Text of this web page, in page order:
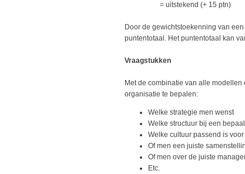
= uitstekend (+ 15 ptn)
Door de gewichtstoekenning van
puntentotaal. Het puntentotaal kan
Vraagstukken
Met de combinatie van alle
organisatie te bepalen:
Welke strategie men wenst
Welke structuur bij een
Welke cultuur passend is
Of men een juiste
Of men over de juiste
Etc.